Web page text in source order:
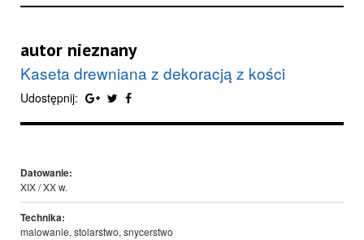
autor nieznany
Kaseta drewniana z dekoracją z kości
Udostępnij:
Datowanie:
XIX / XX w.
Technika:
malowanie, stolarstwo, snycerstwo